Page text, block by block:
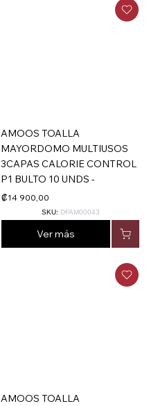
AMOOS TOALLA
MAYORDOMO MULTIUSOS
3CAPAS CALORIE CONTROL
P1 BULTO 10 UNDS -
₡14 900,00
Ver más
SKU: DFAM00043
AMOOS TOALLA